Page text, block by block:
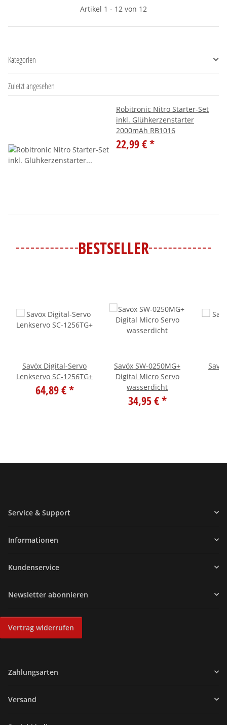
Artikel 1 - 12 von 12
Kategorien
Zuletzt angesehen
Robitronic Nitro Starter-Set
inkl. Glühkerzenstarter
2000mAh RB1016
22,99 €*
BESTSELLER
Savöx Digital-Servo
Lenkservo SC-1256TG+
64,89 €*
Savöx SW-0250MG+
Digital Micro Servo
wasserdicht
34,95 €*
Service & Support
Informationen
Kundenservice
Newsletter abonnieren
Vertrag widerrufen
Zahlungsarten
Versand